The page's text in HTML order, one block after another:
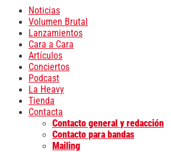
Noticias
Volumen Brutal
Lanzamientos
Cara a Cara
Artículos
Conciertos
Podcast
La Heavy
Tienda
Contacta
Contacto general y redacción
Contacto para bandas
Mailing